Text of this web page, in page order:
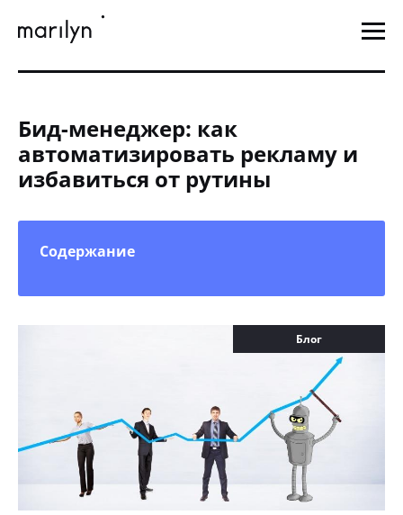
Бид-менеджер: как
автоматизировать рекламу и
избавиться от рутины
Содержание
Блог